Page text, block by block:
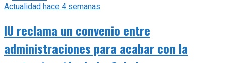
Actualidad hace 4 semanas
IU reclama un convenio entre
administraciones para acabar con la